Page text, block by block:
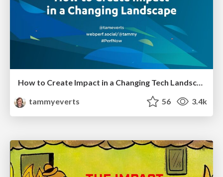
tammyeverts
56 3.4k